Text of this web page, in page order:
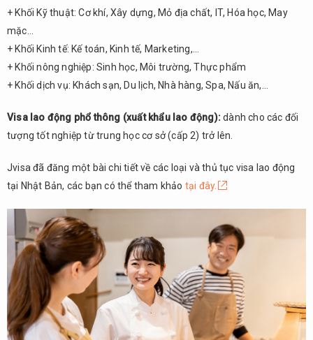
+ Khối Kỹ thuật: Cơ khí, Xây dựng, Mỏ địa chất, IT, Hóa học, May
mặc…
+ Khối Kinh tế: Kế toán, Kinh tế, Marketing,…
+ Khối nông nghiệp: Sinh học, Môi trường, Thực phẩm
+ Khối dịch vụ: Khách sạn, Du lịch, Nhà hàng, Spa, Nấu ăn,…
Visa lao động phổ thông (xuất khẩu lao động):dành cho các đối
tượng tốt nghiệp từ trung học cơ sở (cấp 2) trở lên.
Jvisa đã đăng một bài chi tiết về các loại và thủ tục visa lao động
tại Nhật Bản, các bạn có thể tham khảo tại đây.